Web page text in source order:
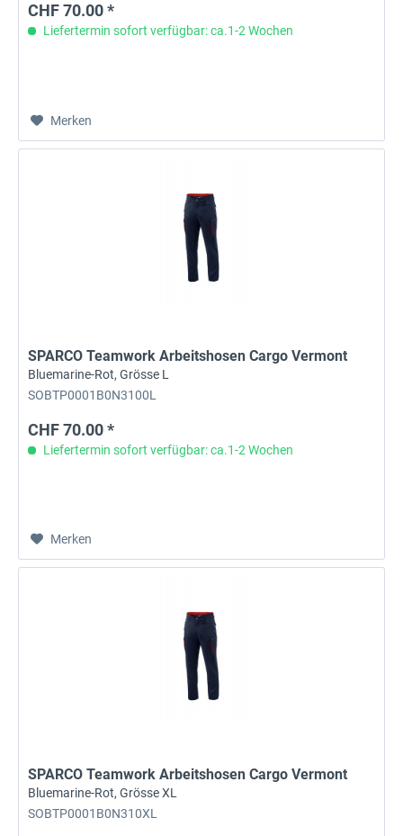
CHF 70.00 *
Liefertermin sofort verfügbar: ca.1-2 Wochen
Merken
SPARCO Teamwork Arbeitshosen Cargo Vermont
Bluemarine-Rot, Grösse L
SOBTP0001B0N3100L
CHF 70.00 *
Liefertermin sofort verfügbar: ca.1-2 Wochen
Merken
SPARCO Teamwork Arbeitshosen Cargo Vermont
Bluemarine-Rot, Grösse XL
SOBTP0001B0N310XL